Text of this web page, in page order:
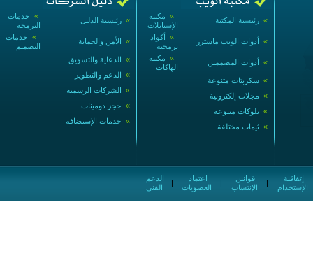
» خدمات
البرمجة
» رئيسية الدليل
» خدمات
التصميم
» الأمن والحماية
» الدعاية والتسويق
» الدعم والتطوير
» الشركات الرسمية
» حجز دومينات
» خدمات الإستضافة
» مكتبة
الإستايلات
» رئيسية المكتبة
» أكواد
برمجية
» أدوات الويب ماسترز
» مكتبة
الهاكات
» أدوات المصممين
» سكربتات متنوعة
» مجلات إلكترونية
» بلوكات متنوعة
» ثيمات مختلفة
الفني
|
العضويات
|
الإنتساب
|
الإستخدام